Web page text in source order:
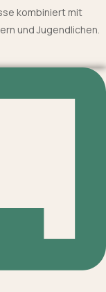
kombiniert mit
und Jugendlichen.